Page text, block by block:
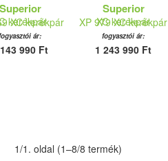
Superior
XC kerékpár
ár:
990 Ft
Superior
XP 979 XC kerékpár
fogyasztói ár:
1 243 990 Ft
1/1. oldal (1–8/8 termék)